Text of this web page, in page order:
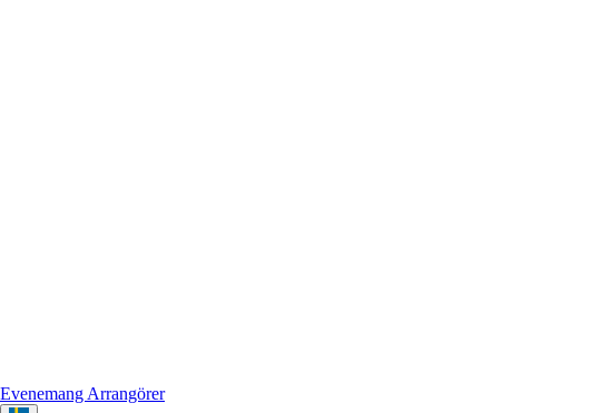
Evenemang Arrangörer